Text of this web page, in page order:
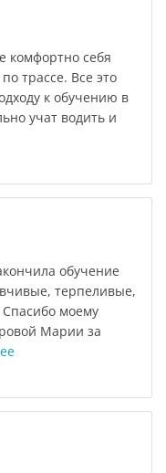
комфортно себя
трассе. Все это
к обучению в
учат водить и
обучение
терпеливые,
моему
Марии за